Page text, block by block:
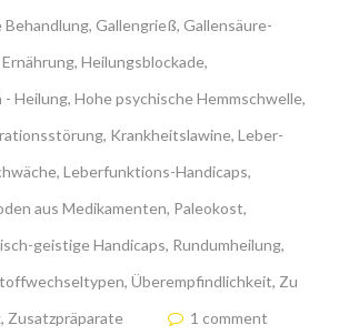
Behandlung, Gallengrieß, Gallensäure-
, Heilungsblockade,
Heilung, Hohe psychische Hemmschwelle,
, Krankheitslawine, Leber-
, Leberfunktions-Handicaps,
aus Medikamenten, Paleokost,
geistige Handicaps, Rundumheilung,
, Überempfindlichkeit, Zu
, Zusatzpräparate 1 comment